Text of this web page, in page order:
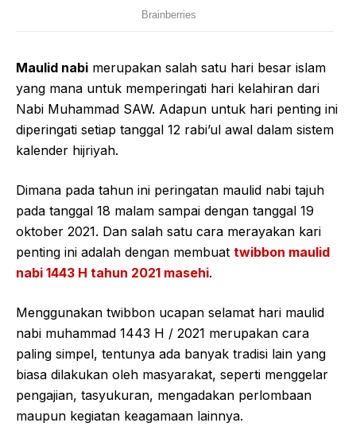
Maulid nabi merupakan salah satu hari besar islam
yang mana untuk memperingati hari kelahiran dari
Nabi Muhammad SAW. Adapun untuk hari penting ini
diperingati setiap tanggal 12 rabi’ul awal dalam sistem
kalender hijriyah.
Dimana pada tahun ini peringatan maulid nabi tajuh
pada tanggal 18 malam sampai dengan tanggal 19
oktober 2021. Dan salah satu cara merayakan kari
penting ini adalah dengan membuat twibbon maulid
nabi 1443 H tahun 2021 masehi.
Menggunakan twibbon ucapan selamat hari maulid
nabi muhammad 1443 H / 2021 merupakan cara
paling simpel, tentunya ada banyak tradisi lain yang
biasa dilakukan oleh masyarakat, seperti menggelar
pengajian, tasyukuran, mengadakan perlombaan
maupun kegiatan keagamaan lainnya.